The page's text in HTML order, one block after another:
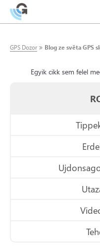
GPS Dozor Blog ze světa GPS
Egyik cikk sem felel